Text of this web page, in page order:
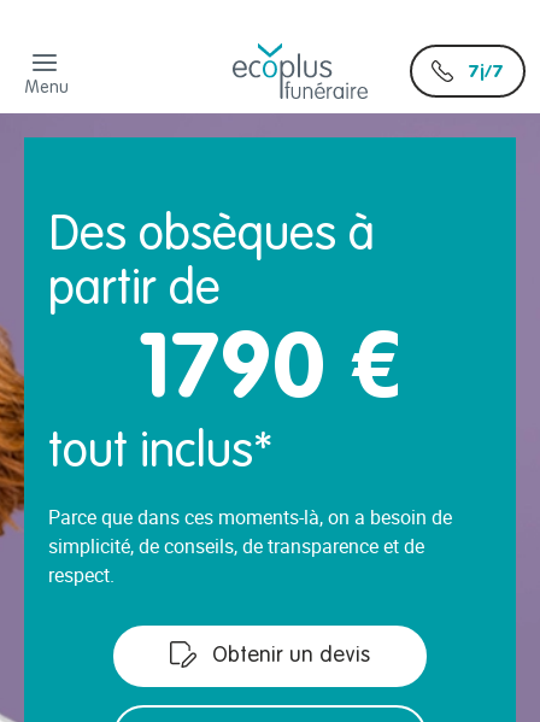
7j/7
Menu
Des obsèques à
partir de
1790 €
tout inclus*
Parce que dans ces moments-là, on a besoin de
simplicité, de conseils, de transparence et de
respect.
Obtenir un devis